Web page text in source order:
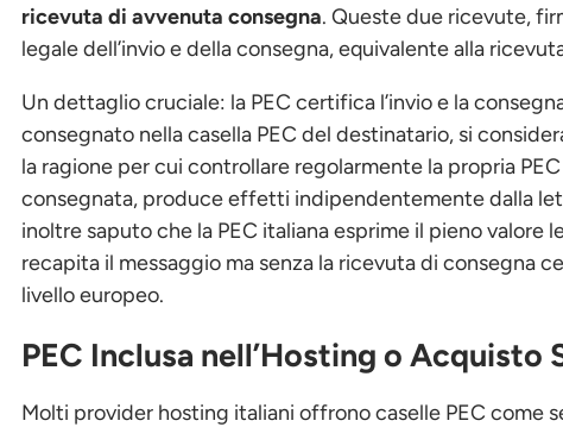
ricevuta di avvenuta consegna. Queste due ricevute,
legale dell’invio e della consegna, equivalente alla
Un dettaglio cruciale: la PEC certifica l’invio e la
consegnato nella casella PEC del destinatario, si
la ragione per cui controllare regolarmente la propria
consegnata, produce effetti indipendentemente dalla
inoltre saputo che la PEC italiana esprime il pieno valore
recapita il messaggio ma senza la ricevuta di consegna
livello europeo.
PEC Inclusa nell’Hosting o Acquisto
Molti provider hosting italiani offrono caselle PEC come